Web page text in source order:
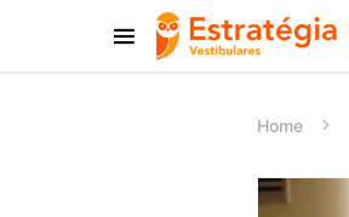
Procurar:
Home